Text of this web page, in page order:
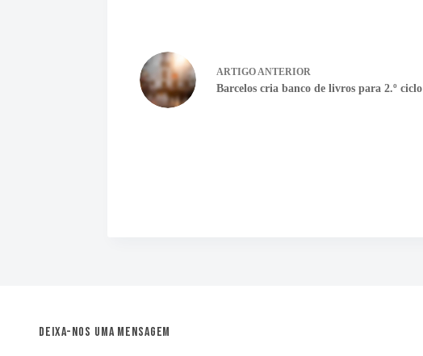
ARTIGOANTERIOR
Barcelos cria banco de livros para 2.º ciclo
Deixa-nos uma mensagem